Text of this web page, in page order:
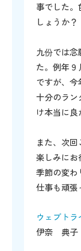
事でした
しょうか？
九份では
た。例年
ですが、今
十分のラン
け本当に良
また、次
楽しみに
季節の変わ
仕事も頑張
ウェブト
伊奈 典子